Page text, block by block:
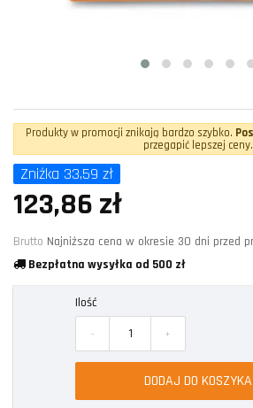
Produkty w promocji znikają bardzo szybko.
przegapić lepszej ceny.
Zniżka 33,59 zł
123,86 zł
Brutto Najniższa cena w okresie 30 dni przed
Bezpłatna wysyłka od 500 zł
Ilość
- +
DODAJ DO KOSZYKA